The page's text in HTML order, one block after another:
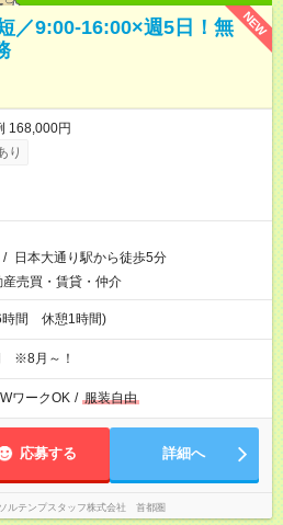
NEW
／9:00-16:00×週5日！無
168,000円
り
/ 日本大通り駅から徒歩5分
売買・賃貸・仲介
時間 休憩1時間)
※8月～！
ワークOK / 服装自由
応募する 詳細へ
ルテンプスタッフ株式会社 首都圏